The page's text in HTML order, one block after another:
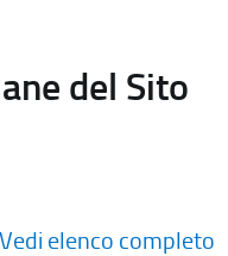
del Sito
Vedi elenco completo